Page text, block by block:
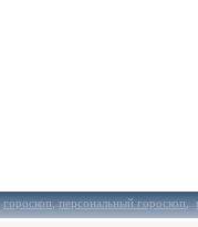
гороскоп,персональный гороскоп,